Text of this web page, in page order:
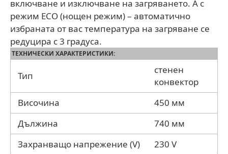
включване и изключване на загряването. А с
режим ЕСО (нощен режим) – автоматично
избраната от вас температура на загряване се
редуцира с 3 градуса.
ТЕХНИЧЕСКИ ХАРАКТЕРИСТИКИ:
Тип
стенен
конвектор
Височина
450 мм
Дължина
740 мм
Захранващо напрежение (V)
230 V